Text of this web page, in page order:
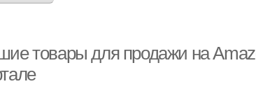
товары для продажи на